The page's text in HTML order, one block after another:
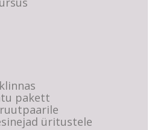
pakett
üritustele